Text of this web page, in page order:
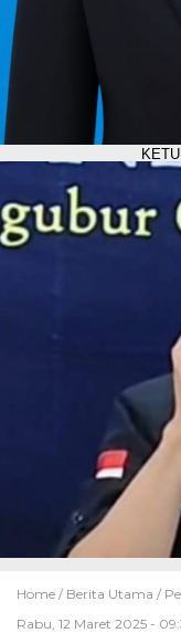
Home / Berita Utama /
Rabu, 12 Maret 2025 -